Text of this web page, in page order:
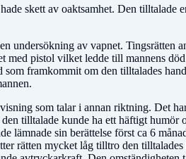
skett av oaktsamhet. Den tilltalade
undersökning av vapnet. Tings­rätten
med pistol vilket ledde till mannens
framkommit om den tilltalades
som talar i annan riktning. Det
tilltalade kunde ha ett häftigt humör
lämnade sin berättelse först ca 6
rätten mycket låg tilltro den tilltalades